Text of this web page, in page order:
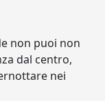
non puoi non
dal centro,
nei